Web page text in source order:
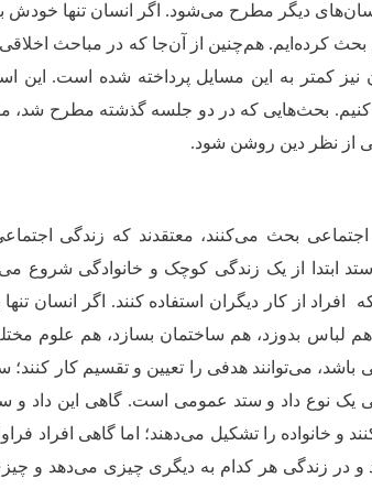
دیگر مطرح می‌شود. اگر انسان تنها
کرده‌ایم. هم‌چنین از آن‌جا که در مباحث
نیز کمتر به این مسایل پرداخته شده است. این
بحث‌هایی که در دو جلسه گذشته مطرح شد،
از نظر دین روشن شود.
بحث می‌کنند، معتقدند که زندگی
ابتدا از یک زندگی کوچک و خانوادگی شروع
از کار دیگران استفاده کنند. اگر انسان
هم لباس بدوزد، هم ساختمان بسازد، هم علوم
باشد، می‌توانند هدفی را تعیین و تقسیم کار
یک نوع داد و ستد عمومی است. گاهی این
و خانواده را تشکیل می‌دهند؛ اما گاهی افراد
و در زندگی هر کدام به دیگری چیزی می‌دهد و